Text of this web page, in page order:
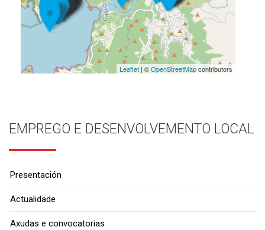
Leaflet| ©OpenStreetMapcontributors
EMPREGO E DESENVOLVEMENTO LOCAL
Presentación
Actualidade
Axudas e convocatorias